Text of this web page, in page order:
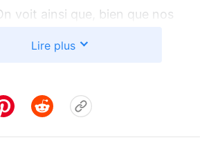
voit ainsi que, bien que nos
crucifixion et de rédemption de
Lire plus